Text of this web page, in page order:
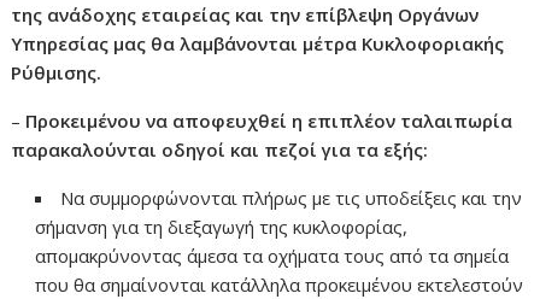
της ανάδοχης εταιρείας και την επίβλεψη Οργάνων
Υπηρεσίας μας θα λαμβάνονται μέτρα Κυκλοφοριακής
Ρύθμισης.
– Προκειμένου να αποφευχθεί η επιπλέον ταλαιπωρία
παρακαλούνται οδηγοί και πεζοί για τα εξής:
Να συμμορφώνονται πλήρως με τις υποδείξεις και την
σήμανση για τη διεξαγωγή της κυκλοφορίας,
απομακρύνοντας άμεσα τα οχήματα τους από τα σημεία
που θα σημαίνονται κατάλληλα προκειμένου εκτελεστούν